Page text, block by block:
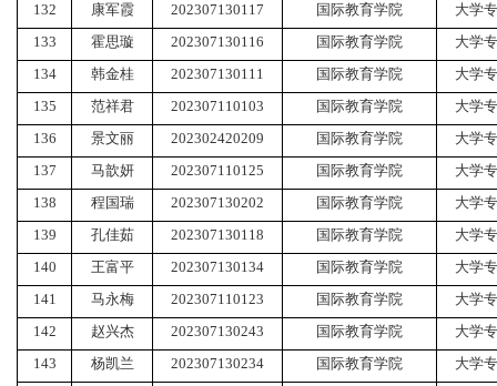
132
康军霞 202307130117 国际教育学院
大学
133
霍思璇 202307130116 国际教育学院
大学
134
韩金桂 202307130111 国际教育学院
大学
135
范祥君 202307110103 国际教育学院
大学
136
景文丽 202302420209 国际教育学院
大学
137
马歆妍 202307110125 国际教育学院
大学
138
程国瑞 202307130202 国际教育学院
大学
139
孔佳茹 202307130118 国际教育学院
大学
140
王富平 202307130134 国际教育学院
大学
141
马永梅 202307110123 国际教育学院
大学
142
赵兴杰 202307130243 国际教育学院
大学
143
杨凯兰 202307130234 国际教育学院
大学